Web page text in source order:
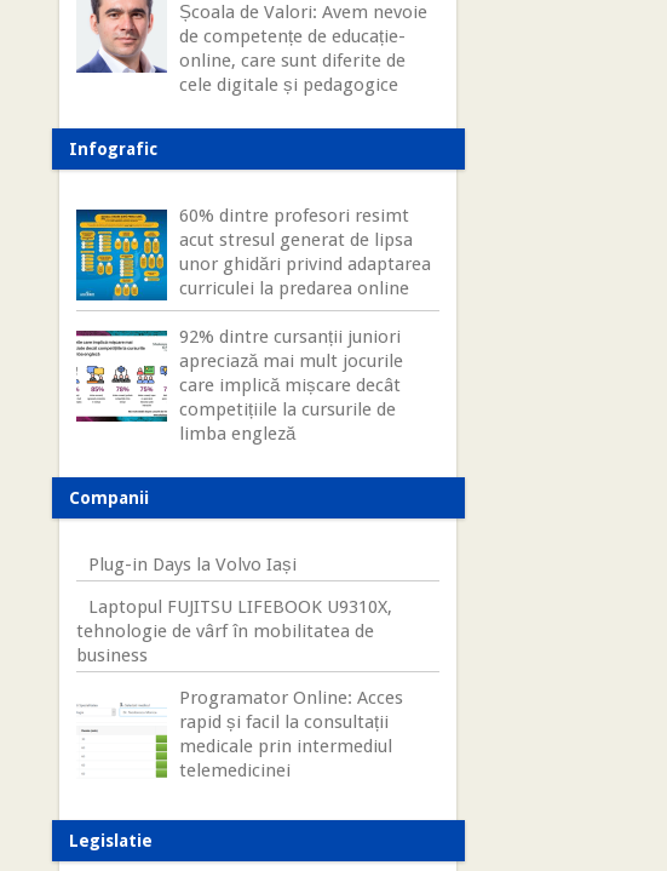
Școala de Valori: Avem nevoie
de competențe de educație-
online, care sunt diferite de
cele digitale și pedagogice
Infografic
60% dintre profesori resimt
acut stresul generat de lipsa
unor ghidări privind adaptarea
curriculei la predarea online
92% dintre cursanții juniori
apreciază mai mult jocurile
care implică mișcare decât
competițiile la cursurile de
limba engleză
Companii
Plug-in Days la Volvo Iași
Laptopul FUJITSU LIFEBOOK U9310X,
tehnologie de vârf în mobilitatea de
business
Programator Online: Acces
rapid și facil la consultații
medicale prin intermediul
telemedicinei
Legislatie